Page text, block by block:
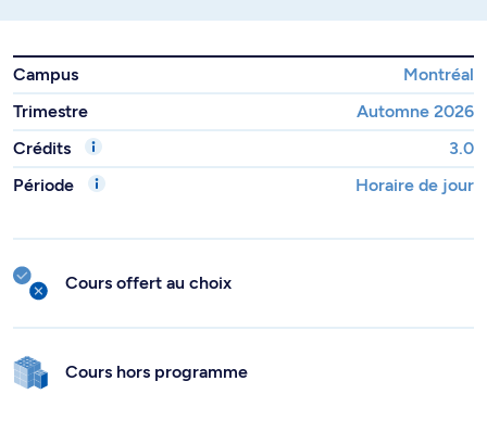
Campus
Montréal
Trimestre
Automne 2026
Crédits
3.0
Période
Horaire de jour
Cours offert au choix
Cours hors programme